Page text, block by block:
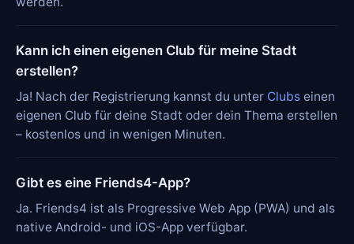
Kann ich einen eigenen Club für meine Stadt
erstellen?
Ja! Nach der Registrierung kannst du unter Clubs einen
eigenen Club für deine Stadt oder dein Thema erstellen
– kostenlos und in wenigen Minuten.
Gibt es eine Friends4-App?
Ja. Friends4 ist als Progressive Web App (PWA) und als
native Android- und iOS-App verfügbar.